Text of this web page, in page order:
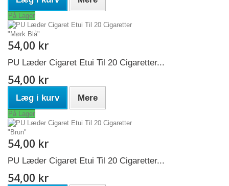
På Lager
54,00 kr
PU Læder Cigaret Etui Til 20 Cigaretter...
54,00 kr
Læg i kurv Mere
På Lager
54,00 kr
PU Læder Cigaret Etui Til 20 Cigaretter...
54,00 kr